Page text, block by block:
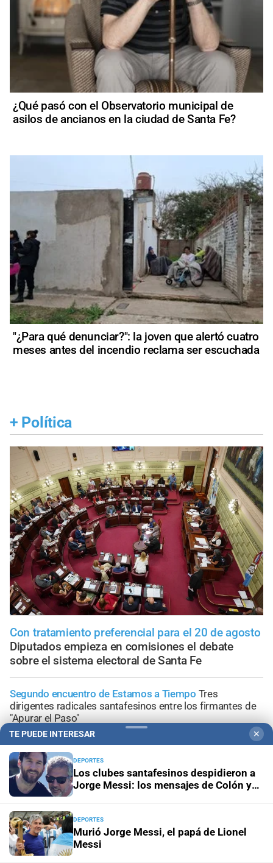
¿Qué pasó con el Observatorio municipal de
asilos de ancianos en la ciudad de Santa Fe?
"¿Para qué denunciar?": la joven que alertó cuatro
meses antes del incendio reclama ser escuchada
+ Política
Con tratamiento preferencial para el 20 de agosto
Diputados empieza en comisiones el debate
sobre el sistema electoral de Santa Fe
Segundo encuentro de Estamos a Tiempo Tres
dirigentes radicales santafesinos entre los firmantes de
"Apurar el Paso"
Jornada de Internacionalización
un desafío integral para Santa Fe y el sur global
Lo confirmó Coudannes
Proyecto de Losada Contundente rechazo del
radicalismo nacional al dictamen sobre falsas denuncias
TE PUEDE INTERESAR ✕
DEPORTES
Los clubes santafesinos despidieron a
Jorge Messi: los mensajes de Colón y
DEPORTES
Murió Jorge Messi, el papá de Lionel
Messi